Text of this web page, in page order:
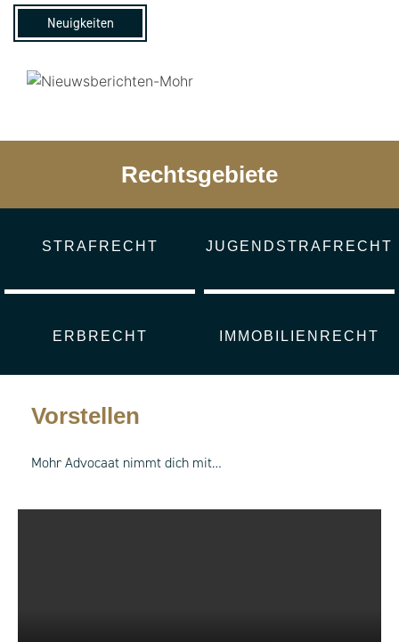
Neuigkeiten
Rechtsgebiete
STRAFRECHT
ERBRECHT
JUGENDSTRAFRECHT
IMMOBILIENRECHT
Vorstellen
Mohr Advocaat nimmt dich mit…